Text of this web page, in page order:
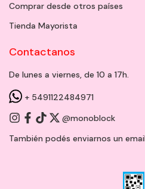
Comprar desde otros países
Tienda Mayorista
Contactanos
De lunes a viernes, de 10 a 17h.
+ 5491122484971
@monoblock
También podés enviarnos un